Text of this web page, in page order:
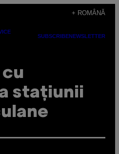
+ ROMÂNĂ
SUBSCRIBENEWSLETTER
stațiunii